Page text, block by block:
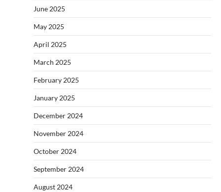
June 2025
May 2025
April 2025
March 2025
February 2025
January 2025
December 2024
November 2024
October 2024
September 2024
August 2024